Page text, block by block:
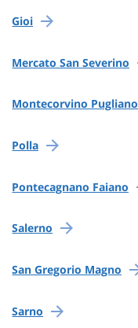
Gioi
Mercato San Severino
Montecorvino Pugliano
Polla
Pontecagnano Faiano
Salerno
San Gregorio Magno
Sarno